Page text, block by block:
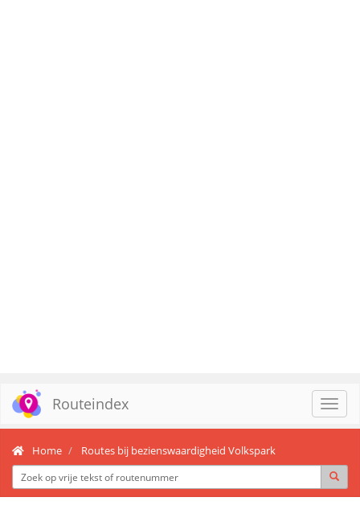
Routeindex
Home Routes bij bezienswaardigheid Volkspark